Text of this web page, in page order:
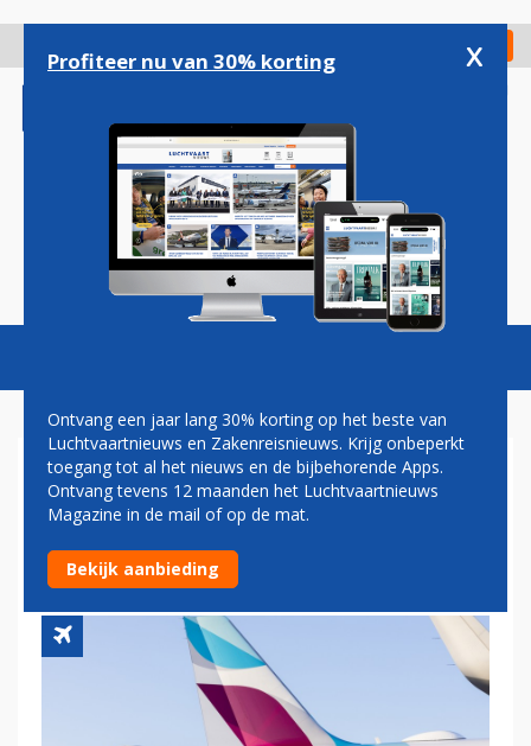
gaan
Check in
Magazine Podcasts Vacatures
EUROWINGS VAN
DÜSSELDORF NAAR
RUSLAND EN GEORGIË
Profiteer nu van 30% korting x
Ontvang een jaar lang 30% korting op het beste van
Luchtvaartnieuws en Zakenreisnieuws. Krijg onbeperkt
toegang tot al het nieuws en de bijbehorende Apps.
Ontvang tevens 12 maanden het Luchtvaartnieuws
Magazine in de mail of op de mat.
Bekijk aanbieding